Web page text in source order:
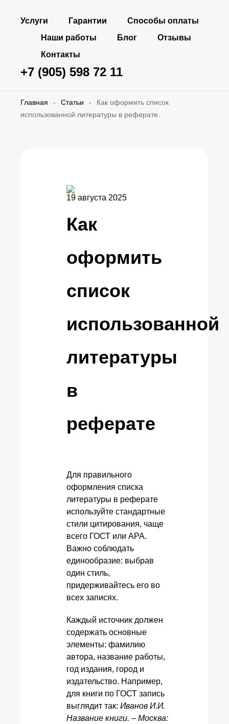
Услуги Гарантии
Способы оплаты
Наши работы
Блог
Отзывы
Контакты
+7 (905) 598 72 11
Главная - Статьи -
Как оформить список
использованной литературы в реферате
19 августа 2025
Как
оформить
список
использованной
литературы
в
реферате
Для правильного
оформления списка
литературы в реферате
используйте стандартные
стили цитирования, чаще
всего ГОСТ или APA.
Важно соблюдать
единообразие: выбрав
один стиль,
придерживайтесь его во
всех записях.
Каждый источник должен
содержать основные
элементы: фамилию
автора, название работы,
год издания, город и
издательство. Например,
для книги по ГОСТ запись
выглядит так: Иванов И.И.
Название книги. – Москва: